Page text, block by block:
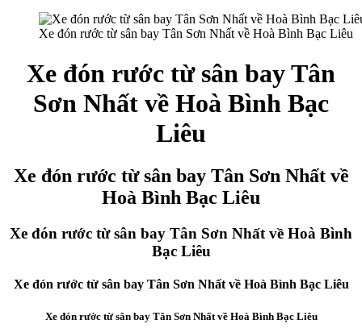
Xe đón rước từ sân bay Tân Sơn Nhất về Hoà Bình Bạc Liêu
Xe đón rước từ sân bay Tân
Sơn Nhất về Hoà Bình Bạc
Liêu
Xe đón rước từ sân bay Tân Sơn Nhất về
Hoà Bình Bạc Liêu
Xe đón rước từ sân bay Tân Sơn Nhất về Hoà Bình
Bạc Liêu
Xe đón rước từ sân bay Tân Sơn Nhất về Hoà Bình Bạc Liêu
Xe đón rước từ sân bay Tân Sơn Nhất về Hoà Bình Bạc Liêu